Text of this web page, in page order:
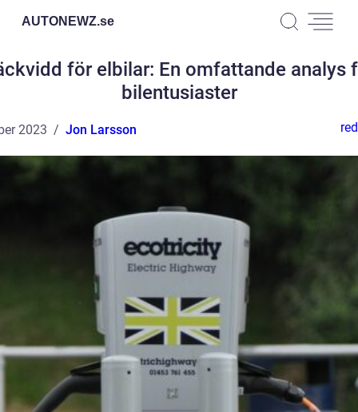
AUTONEWZ.se
för elbilar: En omfattande analys
bilentusiaster
2023 Jon Larsson